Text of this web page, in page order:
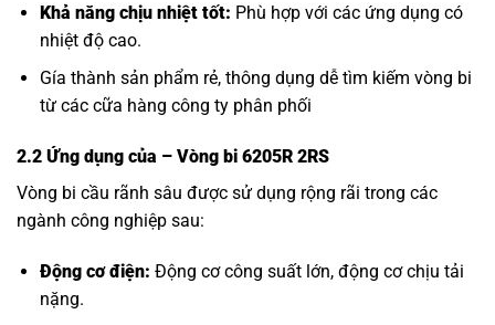
Khả năng chịu nhiệt tốt: Phù hợp với các ứng dụng có
nhiệt độ cao.
Gía thành sản phẩm rẻ, thông dụng dễ tìm kiếm vòng bi
từ các cữa hàng công ty phân phối
2.2 Ứng dụng của – Vòng bi 6205R 2RS
Vòng bi cầu rãnh sâu được sử dụng rộng rãi trong các
ngành công nghiệp sau:
Động cơ điện: Động cơ công suất lớn, động cơ chịu tải
nặng.